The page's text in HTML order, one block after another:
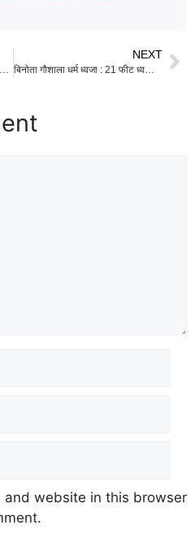
NEXT
बिनोता गौशाला धर्म ध्वजा : 21 फीट ध्वजारोहण से गांव में जागा गोसेवा का जुनून
and website in this browser